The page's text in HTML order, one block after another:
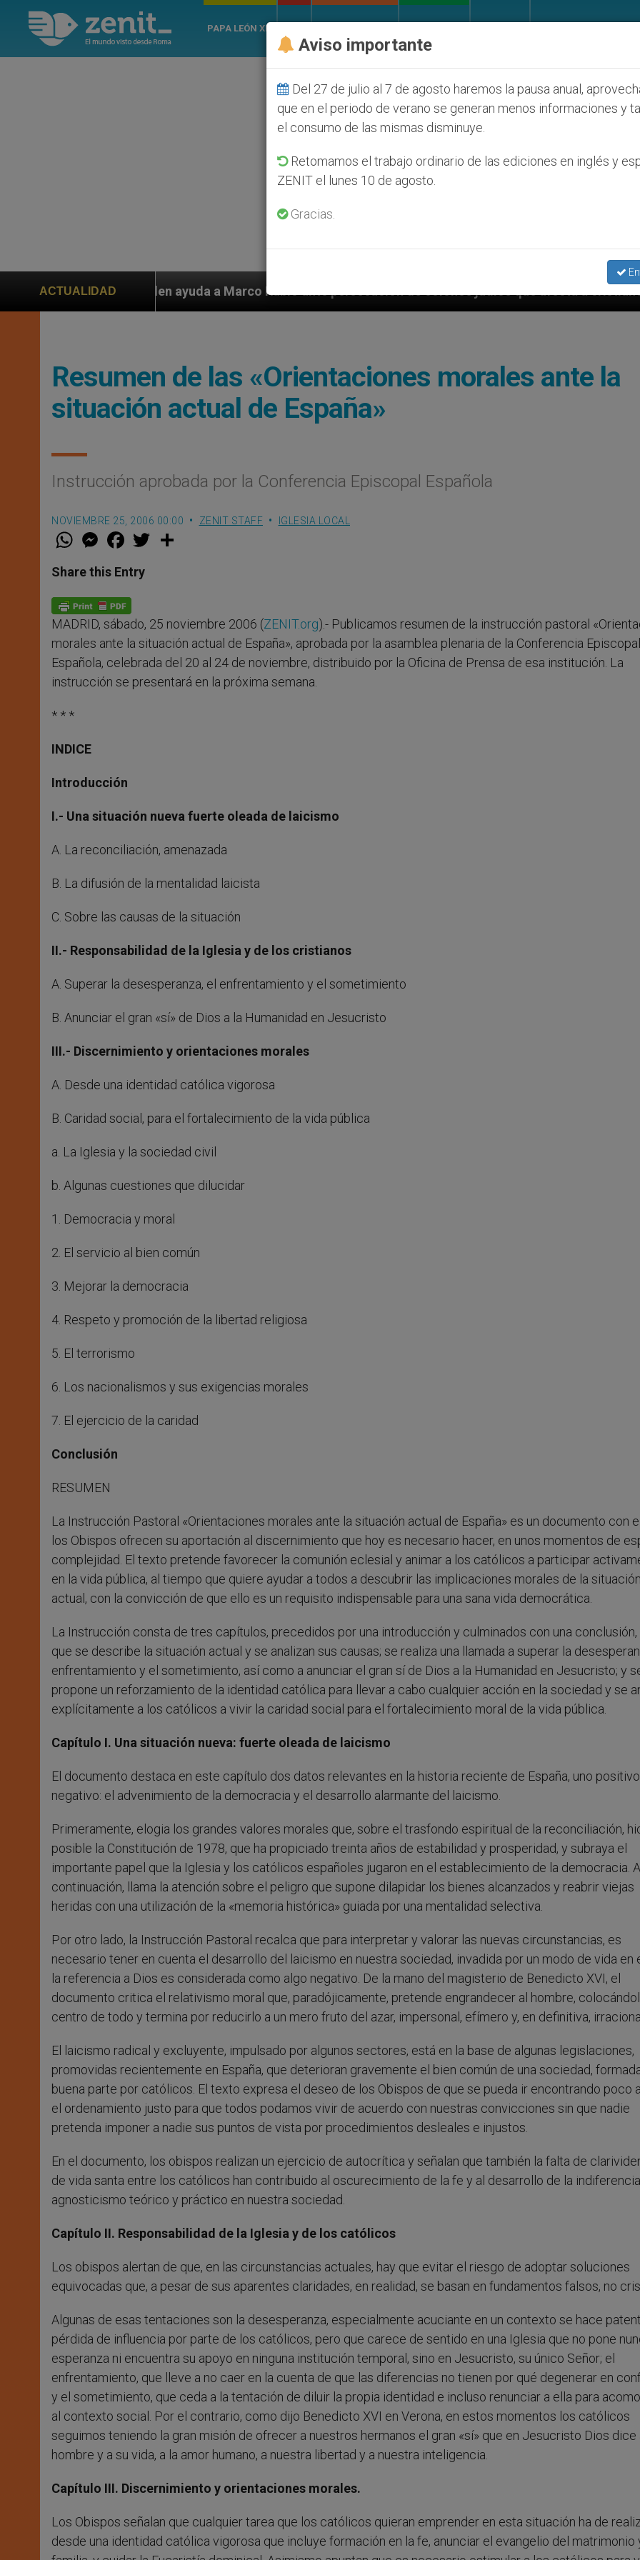
PAPA LEÓN XIV
ACTUALIDAD
piden ayuda a Marco Rubio ante persecución de colonos judíos que afecta a cristianos (y no sólo) en
Resumen de las «Orientaciones morales ante la
situación actual de España»
Instrucción aprobada por la Conferencia Episcopal Española
NOVIEMBRE 25, 2006 00:00 ZENIT STAFF IGLESIA LOCAL
W
t
s
p
p
M
e
s
e
g
e
r
F
a
e
b
o
k
w
Share this Entry
MADRID, sábado, 25 noviembre 2006 (ZENIT.org).- Publicamos resumen de la instrucción pastoral
morales ante la situación actual de España», aprobada por la asamblea plenaria de la Conferencia Episcopal
Española, celebrada del 20 al 24 de noviembre, distribuido por la Oficina de Prensa de esa institución. La
instrucción se presentará en la próxima semana.
* * *
INDICE
Introducción
I.- Una situación nueva fuerte oleada de laicismo
A. La reconciliación, amenazada
B. La difusión de la mentalidad laicista
C. Sobre las causas de la situación
II.- Responsabilidad de la Iglesia y de los cristianos
A. Superar la desesperanza, el enfrentamiento y el sometimiento
B. Anunciar el gran «sí» de Dios a la Humanidad en Jesucristo
III.- Discernimiento y orientaciones morales
A. Desde una identidad católica vigorosa
B. Caridad social, para el fortalecimiento de la vida pública
a. La Iglesia y la sociedad civil
b. Algunas cuestiones que dilucidar
1. Democracia y moral
2. El servicio al bien común
3. Mejorar la democracia
4. Respeto y promoción de la libertad religiosa
5. El terrorismo
6. Los nacionalismos y sus exigencias morales
7. El ejercicio de la caridad
Conclusión
RESUMEN
La Instrucción Pastoral «Orientaciones morales ante la situación actual de España» es un documento con
los Obispos ofrecen su aportación al discernimiento que hoy es necesario hacer, en unos momentos de
complejidad. El texto pretende favorecer la comunión eclesial y animar a los católicos a participar
en la vida pública, al tiempo que quiere ayudar a todos a descubrir las implicaciones morales de la
actual, con la convicción de que ello es un requisito indispensable para una sana vida democrática.
La Instrucción consta de tres capítulos, precedidos por una introducción y culminados con una conclusión,
que se describe la situación actual y se analizan sus causas; se realiza una llamada a superar la
enfrentamiento y el sometimiento, así como a anunciar el gran sí de Dios a la Humanidad en Jesucristo; y
propone un reforzamiento de la identidad católica para llevar a cabo cualquier acción en la sociedad y se
explícitamente a los católicos a vivir la caridad social para el fortalecimiento moral de la vida pública.
Capítulo I. Una situación nueva: fuerte oleada de laicismo
El documento destaca en este capítulo dos datos relevantes en la historia reciente de España, uno
negativo: el advenimiento de la democracia y el desarrollo alarmante del laicismo.
Primeramente, elogia los grandes valores morales que, sobre el trasfondo espiritual de la reconciliación,
posible la Constitución de 1978, que ha propiciado treinta años de estabilidad y prosperidad, y subraya el
importante papel que la Iglesia y los católicos españoles jugaron en el establecimiento de la democracia. A
continuación, llama la atención sobre el peligro que supone dilapidar los bienes alcanzados y reabrir viejas
heridas con una utilización de la «memoria histórica» guiada por una mentalidad selectiva.
Por otro lado, la Instrucción Pastoral recalca que para interpretar y valorar las nuevas circunstancias, es
necesario tener en cuenta el desarrollo del laicismo en nuestra sociedad, invadida por un modo de vida en
la referencia a Dios es considerada como algo negativo. De la mano del magisterio de Benedicto XVI, el
documento critica el relativismo moral que, paradójicamente, pretende engrandecer al hombre,
centro de todo y termina por reducirlo a un mero fruto del azar, impersonal, efímero y, en definitiva,
El laicismo radical y excluyente, impulsado por algunos sectores, está en la base de algunas legislaciones,
promovidas recientemente en España, que deterioran gravemente el bien común de una sociedad,
buena parte por católicos. El texto expresa el deseo de los Obispos de que se pueda ir encontrando poco
el ordenamiento justo para que todos podamos vivir de acuerdo con nuestras convicciones sin que nadie
pretenda imponer a nadie sus puntos de vista por procedimientos desleales e injustos.
En el documento, los obispos realizan un ejercicio de autocrítica y señalan que también la falta de
de vida santa entre los católicos han contribuido al oscurecimiento de la fe y al desarrollo de la
agnosticismo teórico y práctico en nuestra sociedad.
Capítulo II. Responsabilidad de la Iglesia y de los católicos
Los obispos alertan de que, en las circunstancias actuales, hay que evitar el riesgo de adoptar soluciones
equivocadas que, a pesar de sus aparentes claridades, en realidad, se basan en fundamentos falsos, no
Algunas de esas tentaciones son la desesperanza, especialmente acuciante en un contexto se hace
pérdida de influencia por parte de los católicos, pero que carece de sentido en una Iglesia que no pone
esperanza ni encuentra su apoyo en ninguna institución temporal, sino en Jesucristo, su único Señor; el
enfrentamiento, que lleve a no caer en la cuenta de que las diferencias no tienen por qué degenerar en
y el sometimiento, que ceda a la tentación de diluir la propia identidad e incluso renunciar a ella para
al contexto social. Por el contrario, como dijo Benedicto XVI en Verona, en estos momentos los católicos
seguimos teniendo la gran misión de ofrecer a nuestros hermanos el gran «sí» que en Jesucristo Dios dice
hombre y a su vida, a la amor humano, a nuestra libertad y a nuestra inteligencia.
Capítulo III. Discernimiento y orientaciones morales.
Los Obispos señalan que cualquier tarea que los católicos quieran emprender en esta situación ha de
desde una identidad católica vigorosa que incluye formación en la fe, anunciar el evangelio del matrimonio
Aviso importante
Del 27 de julio al 7 de agosto haremos la pausa anual,
que en el periodo de verano se generan menos informaciones y
el consumo de las mismas disminuye.
Retomamos el trabajo ordinario de las ediciones en inglés y
ZENIT el lunes 10 de agosto.
Gracias.